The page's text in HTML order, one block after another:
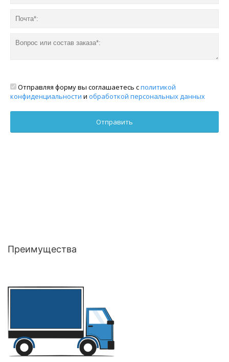
Отправляя форму вы соглашаетесь сполитикой
конфиденциальности и обработкой персональных данных
Преимущества